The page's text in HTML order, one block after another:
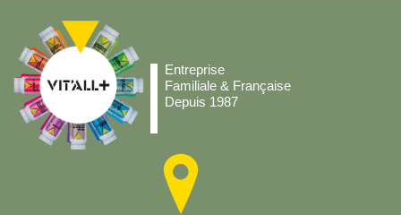
Entreprise
Familiale & Française
Depuis 1987